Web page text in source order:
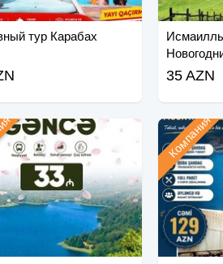
тур Карабах
35 AZN
Компания